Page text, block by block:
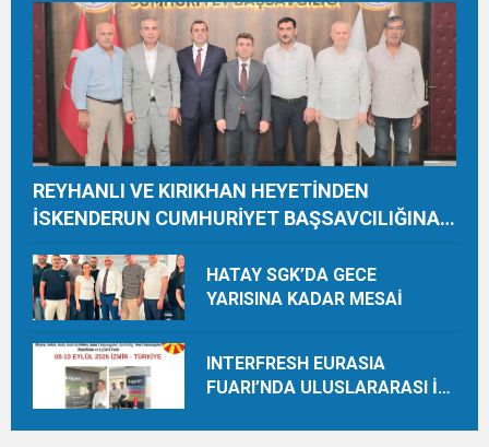
CEZAİ SÜREÇ BAŞLATILDI”
REYHANLI VE KIRIKHAN HEYETİNDEN
İSKENDERUN CUMHURİYET BAŞSAVCILIĞINA
HATAY SGK’DA GECE
YARISINA KADAR MESAİ
INTERFRESH EURASIA
FUARI’NDA ULUSLARARASI İŞ
BAŞLADI